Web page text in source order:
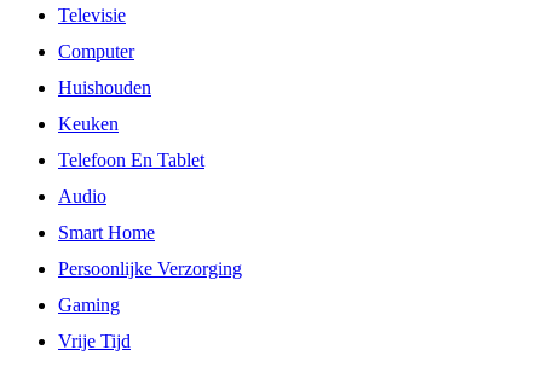
Televisie
Computer
Huishouden
Keuken
Telefoon En Tablet
Audio
Smart Home
Persoonlijke Verzorging
Gaming
Vrije Tijd